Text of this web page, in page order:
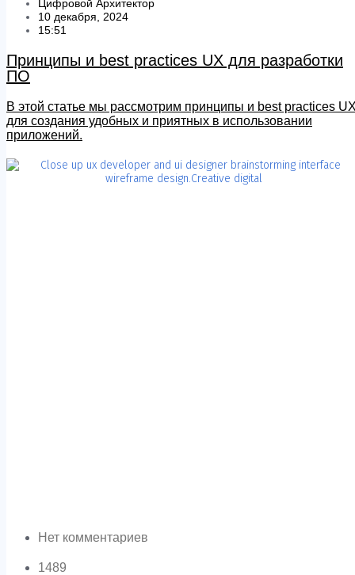
Цифровой Архитектор
10 декабря, 2024
15:51
Принципы и best practices UX для разработки
ПО
В этой статье мы рассмотрим принципы и best practices
для создания удобных и приятных в использовании
приложений.
Нет комментариев
1489